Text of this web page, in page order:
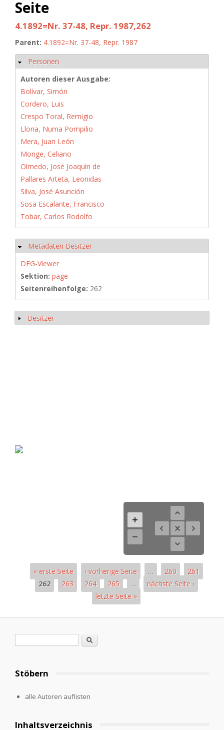
Seite
4.1892=Nr. 37-48, Repr. 1987,262
Parent: 4.1892=Nr. 37-48, Repr. 1987
Ausblenden
Personen
Autoren dieser Ausgabe:
Bolívar, Simón
Cordero, Luis
Crespo Toral, Remigio
Llona, Numa Pompilio
Mera, Juan León
Monge, Celiano
Olmedo, José Joaquín de
Pallares Arteta, Leonidas
Silva, José Asunción
Sosa Escalante, Francisco
Tobar, Carlos Rodolfo
Ausblenden
Metadaten Besitzer
DFG-Viewer
Sektion: page
Seitenreihenfolge: 262
Anzeigen
Besitzer
« erste Seite ‹ vorherige Seite … 260
261
262
263 264 265 …
nächste Seite ›
letzte Seite »
Suche
Stöbern
alle Autoren auflisten
Inhaltsverzeichnis